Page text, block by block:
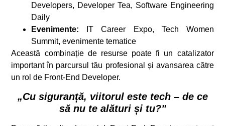
Developers, Developer Tea, Software Engineering
Daily
Evenimente: IT Career Expo, Tech Women
Summit, evenimente tematice
Această combinație de resurse poate fi un catalizator
important în parcursul tău profesional și avansarea către
un rol de Front-End Developer.
„Cu siguranță, viitorul este tech – de ce
să nu te alături și tu?”